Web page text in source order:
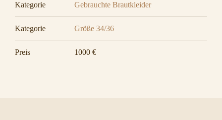
Kategorie Gebrauchte Brautkleider
Kategorie Größe 34/36
Preis 1000 €